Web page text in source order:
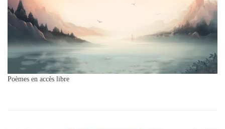
Poèmes en accès libre